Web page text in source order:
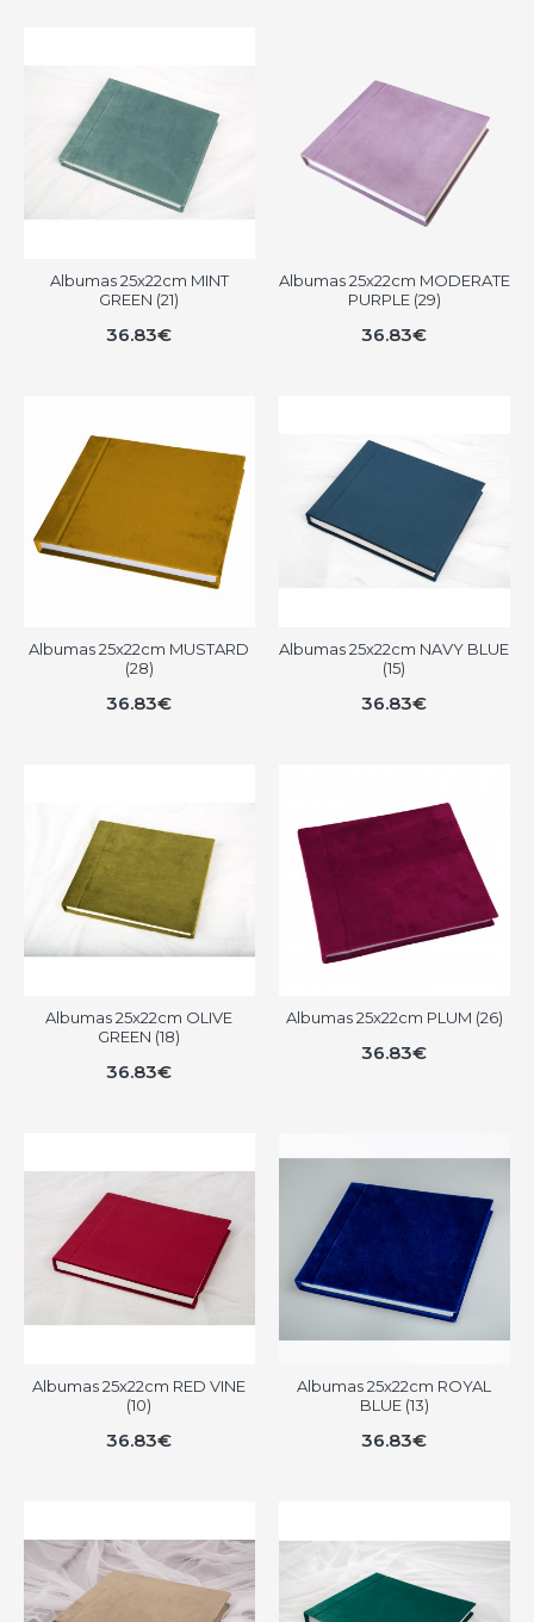
Albumas 25x22cm MINT
GREEN (21)
36.83€
Albumas 25x22cm MODERATE
PURPLE (29)
36.83€
Albumas 25x22cm MUSTARD
(28)
36.83€
Albumas 25x22cm NAVY BLUE
(15)
36.83€
Albumas 25x22cm OLIVE
GREEN (18)
36.83€
Albumas 25x22cm PLUM (26)
36.83€
Albumas 25x22cm RED VINE
(10)
36.83€
Albumas 25x22cm ROYAL
BLUE (13)
36.83€